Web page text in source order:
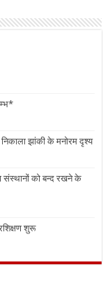
झांकी के मनोरम दृश्य
संस्थानों को बन्द रखने के
शुरू